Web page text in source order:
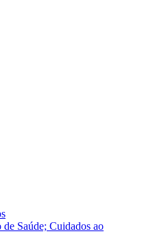
Saúde; Cuidados ao